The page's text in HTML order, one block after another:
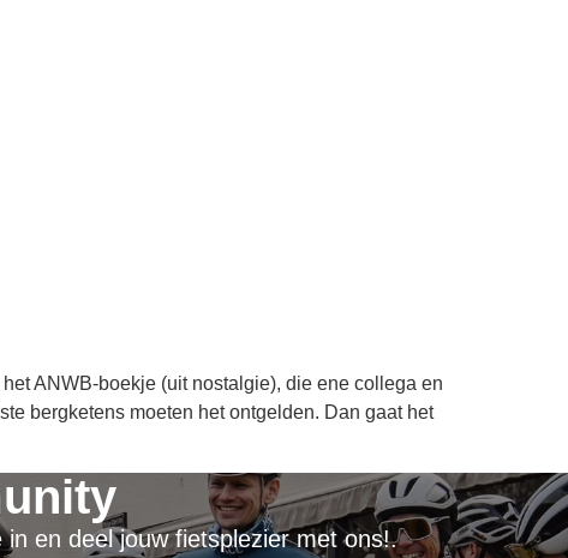
ANWB-boekje (uit nostalgie), die ene collega en
bergketens moeten het ontgelden. Dan gaat het
en deel jouw fietsplezier met ons!.